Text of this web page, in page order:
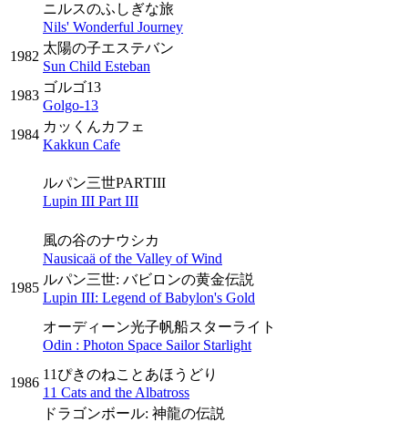
ニルスのふしぎな旅
Nils' Wonderful Journey
1982
太陽の子エステバン
Sun Child Esteban
1983
ゴルゴ13
Golgo-13
1984
カッくんカフェ
Kakkun Cafe
ルパン三世PARTIII
Lupin III Part III
風の谷のナウシカ
Nausicaä of the Valley of Wind
1985
ルパン三世: バビロンの黄金伝説
Lupin III: Legend of Babylon's Gold
オーディーン光子帆船スターライト
Odin : Photon Space Sailor Starlight
1986
11ぴきのねことあほうどり
11 Cats and the Albatross
ドラゴンボール: 神龍の伝説